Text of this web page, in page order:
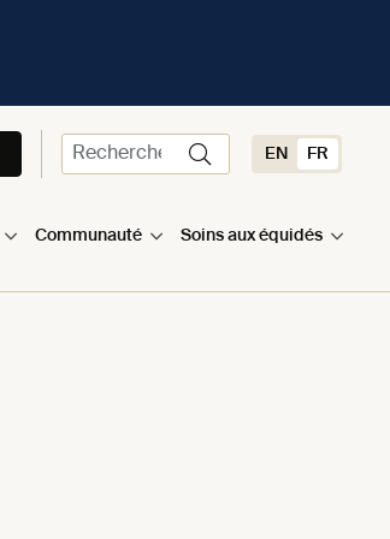
EN FR
Communauté Soins aux équidés